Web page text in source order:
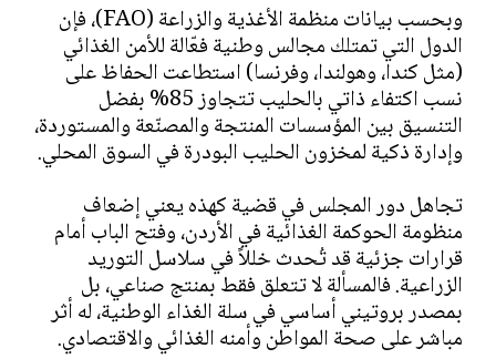
وبحسب بيانات منظمة الأغذية والزراعة (FAO)، فإن
الدول التي تمتلك مجالس وطنية فعّالة للأمن الغذائي
(مثل كندا، وهولندا، وفرنسا) استطاعت الحفاظ على
نسب اكتفاء ذاتي بالحليب تتجاوز 85% بفضل
التنسيق بين المؤسسات المنتجة والمصنّعة والمستوردة،
وإدارة ذكية لمخزون الحليب البودرة في السوق المحلي.
تجاهل دور المجلس في قضية كهذه يعني إضعاف
منظومة الحوكمة الغذائية في الأردن، وفتح الباب أمام
قرارات جزئية قد تُحدث خللاً في سلاسل التوريد
الزراعية. فالمسألة لا تتعلق فقط بمنتج صناعي، بل
بمصدر بروتيني أساسي في سلة الغذاء الوطنية، له أثر
مباشر على صحة المواطن وأمنه الغذائي والاقتصادي.